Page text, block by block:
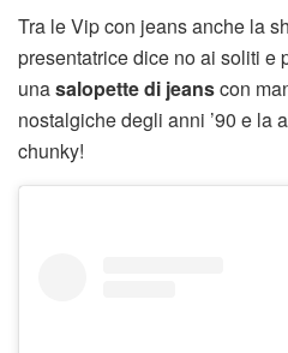
Tra le Vip con jeans anche la
presentatrice dice no ai soliti e
unasalopette di jeanscon
nostalgiche degli anni ’90 e la
chunky!